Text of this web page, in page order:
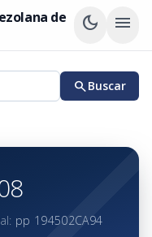
de
dark_mode menu
searchBuscar
pp 194502CA94